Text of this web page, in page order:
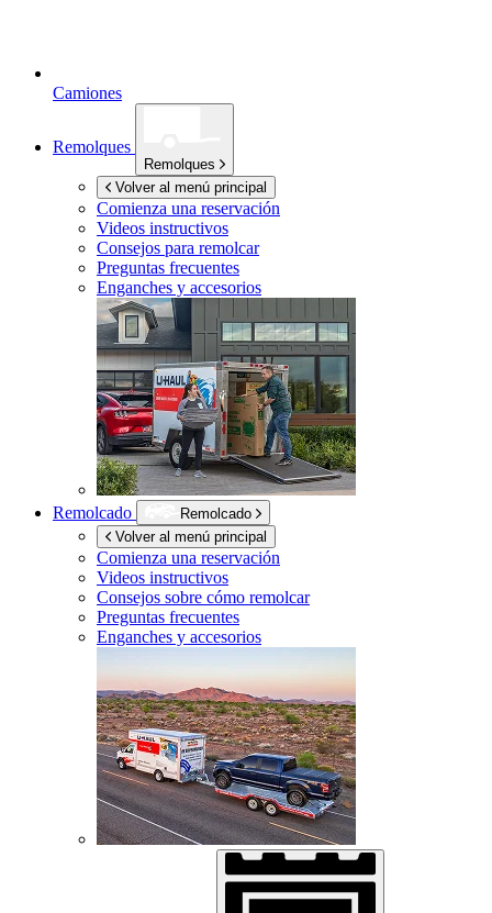
Camiones
Remolques
Remolques
Volver al menú principal
Comienza una reservación
Videos instructivos
Consejos para remolcar
Preguntas frecuentes
Enganches y accesorios
Remolcado
Remolcado
Volver al menú principal
Comienza una reservación
Videos instructivos
Consejos sobre cómo remolcar
Preguntas frecuentes
Enganches y accesorios